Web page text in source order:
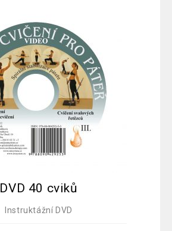
DVD 40 cviků
Instruktážní DVD